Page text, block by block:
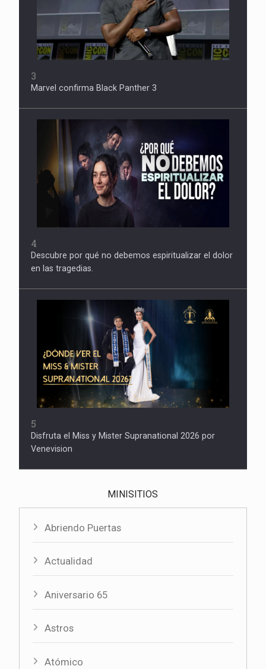
3
Marvel confirma Black Panther 3
4
Descubre por qué no debemos espiritualizar el dolor
en las tragedias.
5
Disfruta el Miss y Mister Supranational 2026 por
Venevision
MINISITIOS
Abriendo Puertas
Actualidad
Aniversario 65
Astros
Atómico